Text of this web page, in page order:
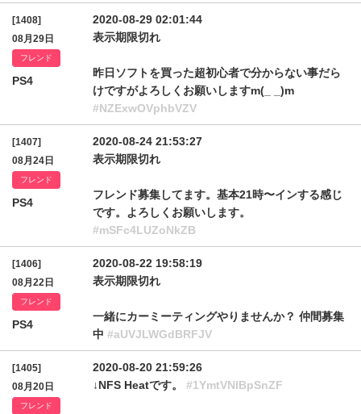
[1408]
08月29日
フレンド
PS4
2020-08-29 02:01:44
表示期限切れ
昨日ソフトを買った超初心者で分からない事だら
けですがよろしくお願いしますm(_ _)m
#NZExwOVphbVZV
[1407]
08月24日
フレンド
PS4
2020-08-24 21:53:27
表示期限切れ
フレンド募集してます。基本21時〜インする感じ
です。よろしくお願いします。
#mSFc4LUZoNkZB
[1406]
08月22日
フレンド
PS4
2020-08-22 19:58:19
表示期限切れ
一緒にカーミーティングやりませんか？ 仲間募集
中 #aUVJLWGdBRFJV
[1405]
08月20日
フレンド
2020-08-20 21:59:26
↓NFS Heatです。 #1YmtVNlBpSnZF